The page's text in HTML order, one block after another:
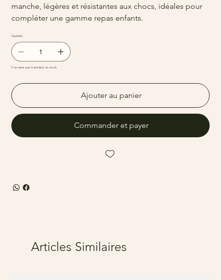
manche, légères et résistantes aux chocs, idéales pour
compléter une gamme repas enfants.
Quantité
Il ne reste que 4 article(s) en stock
Ajouter au panier
Commander et payer
Articles Similaires